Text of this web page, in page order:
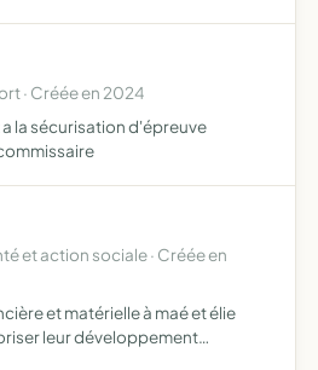
· Créée en 2024
la sécurisation d'épreuve
et action sociale · Créée en
et matérielle à maé et élie
leur développement